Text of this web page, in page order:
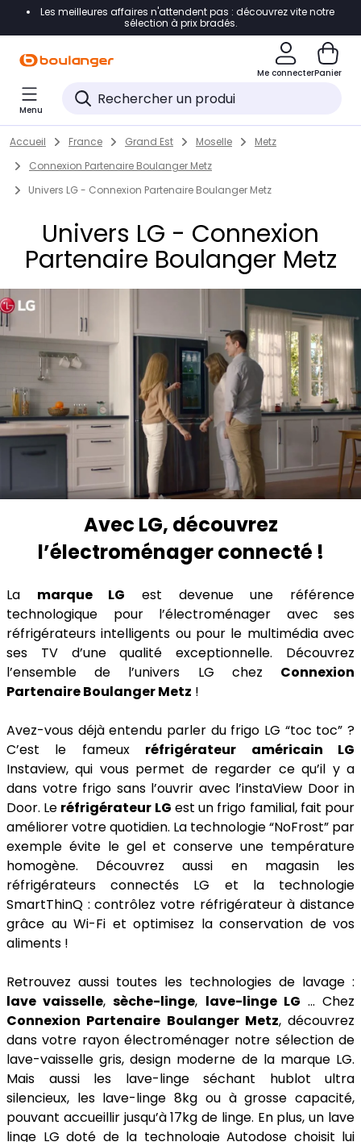
Accéder directement à la navigation
Accéder directement au pied de page
Accéder directement au chatbot
Les meilleures affaires n'attendent pas : découvrez vite notre
sélection à prix bradés.
Me connecterPanier
Menu
Skip to content
Return to Nav
Accueil France Grand Est Moselle
Metz
Connexion Partenaire Boulanger Metz
Univers LG - Connexion Partenaire Boulanger Metz
Univers LG - Connexion
Partenaire Boulanger Metz
Avec LG, découvrez
l’électroménager connecté !
La marque LG est devenue une référence
technologique pour l’électroménager avec ses
réfrigérateurs intelligents ou pour le multimédia avec
ses TV d’une qualité exceptionnelle. Découvrez
l’ensemble de l’univers LG chez Connexion
Partenaire Boulanger Metz !
Avez-vous déjà entendu parler du frigo LG “toc toc” ?
C’est le fameux réfrigérateur américain LG
Instaview, qui vous permet de regarder ce qu’il y a
dans votre frigo sans l’ouvrir avec l’instaView Door in
Door. Le réfrigérateur LG est un frigo familial, fait pour
améliorer votre quotidien. La technologie “NoFrost” par
exemple évite le gel et conserve une température
homogène. Découvrez aussi en magasin les
réfrigérateurs connectés LG et la technologie
SmartThinQ : contrôlez votre réfrigérateur à distance
grâce au Wi-Fi et optimisez la conservation de vos
aliments !
Retrouvez aussi toutes les technologies de lavage :
lave vaisselle,sèche-linge, lave-linge LG … Chez
Connexion Partenaire Boulanger Metz, découvrez
dans votre rayon électroménager notre sélection de
lave-vaisselle gris, design moderne de la marque LG.
Mais aussi les lave-linge séchant hublot ultra
silencieux, les lave-linge 8kg ou à grosse capacité,
pouvant accueillir jusqu’à 17kg de linge. En plus, un lave
linge LG doté de la technologie Autodose choisit lui